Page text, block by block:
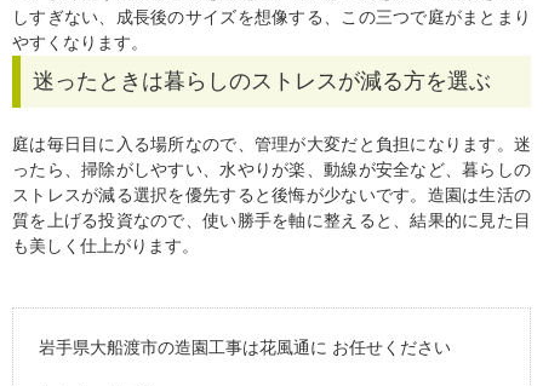
しすぎない、成長後のサイズを想像する、この三つで庭がまとまり
やすくなります。
迷ったときは暮らしのストレスが減る方を選ぶ
庭は毎日目に入る場所なので、管理が大変だと負担になります。迷
ったら、掃除がしやすい、水やりが楽、動線が安全など、暮らしの
ストレスが減る選択を優先すると後悔が少ないです。造園は生活の
質を上げる投資なので、使い勝手を軸に整えると、結果的に見た目
も美しく仕上がります。
岩手県大船渡市の造園工事は花風通に お任せください